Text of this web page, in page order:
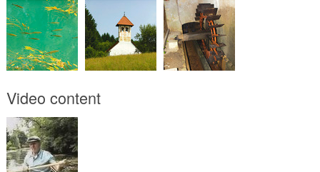
Video content